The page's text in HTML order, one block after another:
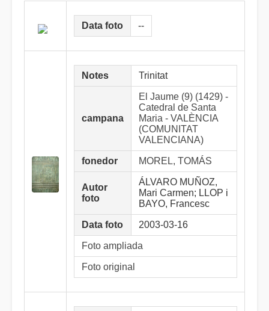
Data foto --
Notes Trinitat
campana
El Jaume (9) (1429) -
Catedral de Santa
Maria - VALÈNCIA
(COMUNITAT
VALENCIANA)
fonedor MOREL, TOMÁS
Autor
foto
ÁLVARO MUÑOZ,
Mari Carmen; LLOP i
BAYO, Francesc
Data foto 2003-03-16
Foto ampliada
Foto original